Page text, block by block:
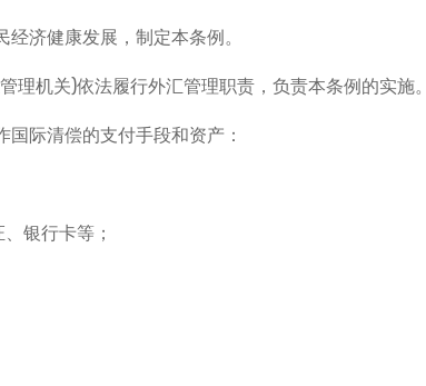
经济健康发展，制定本条例。
机关)依法履行外汇管理职责，负责本条例的实施。
际清偿的支付手段和资产：
银行卡等；